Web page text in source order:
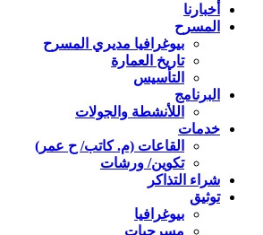
أخبارنا
المسرح
بيوغرافيا مديري المسرح
تاريخ العمارة
التأسيس
البرنامج
اللأنشطة والجولات
خدمات
القاعات (م. كاتب/ ح عمر)
تكوين/ ورشات
شراء التذاكر
توثيق
بيوغرافيا
مسرحيات